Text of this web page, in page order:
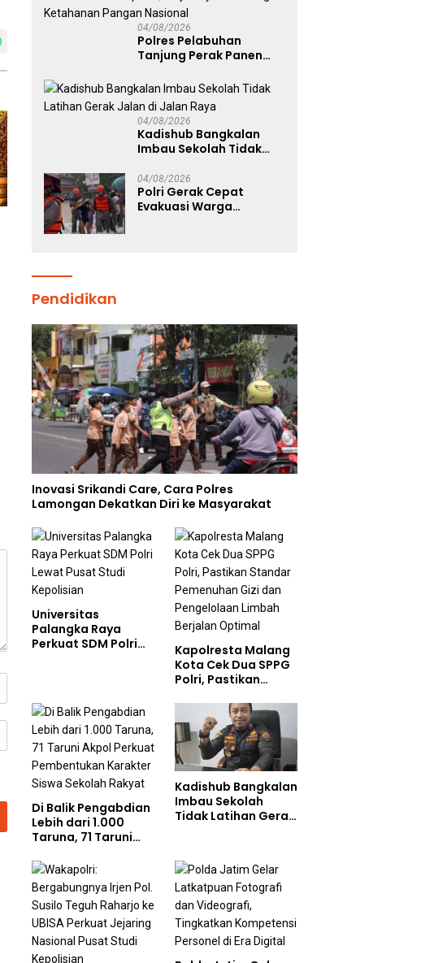
04/08/2026
Polres Pelabuhan
Tanjung Perak Panen
Wujud Nyata Dukung
Ketahanan Pangan
Nasional
04/08/2026
Kadishub Bangkalan
Imbau Sekolah Tidak
Jalan Raya
04/08/2026
Polri Gerak Cepat
Evakuasi Warga
Pendidikan
Inovasi Srikandi Care, Cara Polres
Lamongan Dekatkan Diri ke Masyarakat
Universitas
Palangka Raya
Perkuat SDM Polri
Kapolresta Malang
Kota Cek Dua SPPG
Polri, Pastikan
Gizi dan
Pengelolaan Limbah
Berjalan Optimal
Di Balik Pengabdian
Lebih dari 1.000
Taruna, 71 Taruni
Pembentukan
Karakter Siswa
Sekolah Rakyat
Kadishub Bangkalan
Imbau Sekolah
Tidak Latihan Gerak